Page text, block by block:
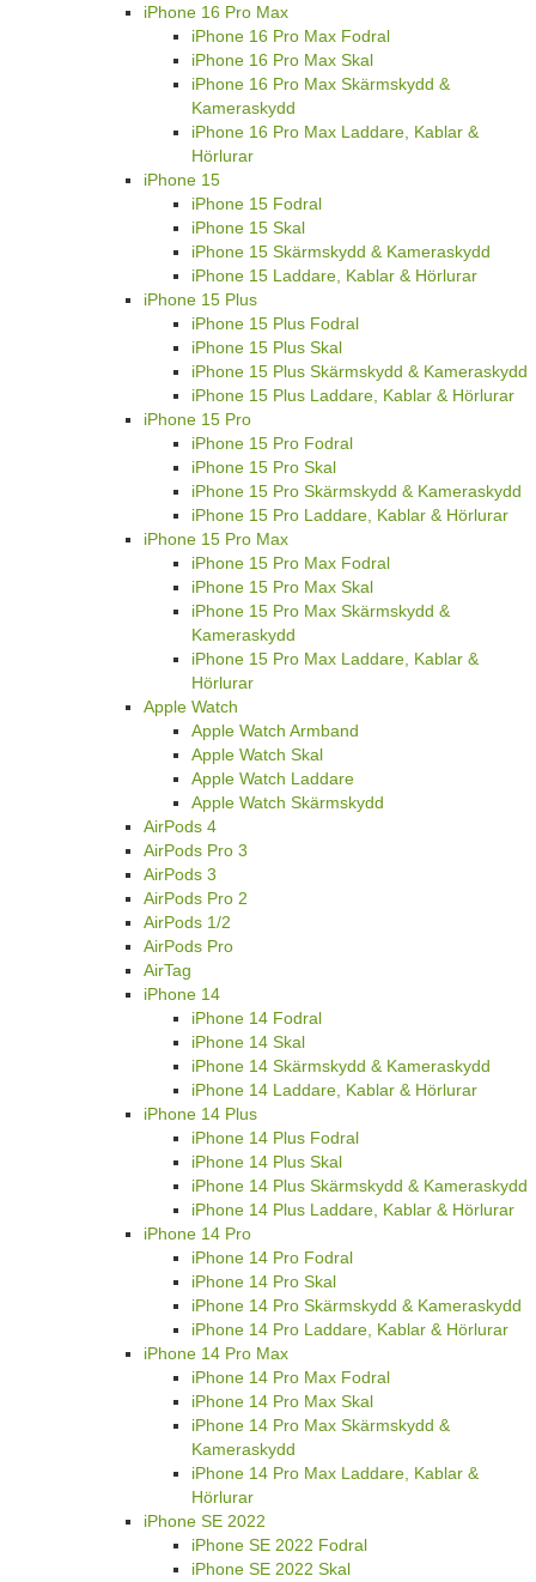
iPhone 16 Pro Max
iPhone 16 Pro Max Fodral
iPhone 16 Pro Max Skal
iPhone 16 Pro Max Skärmskydd &
Kameraskydd
iPhone 16 Pro Max Laddare, Kablar &
Hörlurar
iPhone 15
iPhone 15 Fodral
iPhone 15 Skal
iPhone 15 Skärmskydd & Kameraskydd
iPhone 15 Laddare, Kablar & Hörlurar
iPhone 15 Plus
iPhone 15 Plus Fodral
iPhone 15 Plus Skal
iPhone 15 Plus Skärmskydd & Kameraskydd
iPhone 15 Plus Laddare, Kablar & Hörlurar
iPhone 15 Pro
iPhone 15 Pro Fodral
iPhone 15 Pro Skal
iPhone 15 Pro Skärmskydd & Kameraskydd
iPhone 15 Pro Laddare, Kablar & Hörlurar
iPhone 15 Pro Max
iPhone 15 Pro Max Fodral
iPhone 15 Pro Max Skal
iPhone 15 Pro Max Skärmskydd &
Kameraskydd
iPhone 15 Pro Max Laddare, Kablar &
Hörlurar
Apple Watch
Apple Watch Armband
Apple Watch Skal
Apple Watch Laddare
Apple Watch Skärmskydd
AirPods 4
AirPods Pro 3
AirPods 3
AirPods Pro 2
AirPods 1/2
AirPods Pro
AirTag
iPhone 14
iPhone 14 Fodral
iPhone 14 Skal
iPhone 14 Skärmskydd & Kameraskydd
iPhone 14 Laddare, Kablar & Hörlurar
iPhone 14 Plus
iPhone 14 Plus Fodral
iPhone 14 Plus Skal
iPhone 14 Plus Skärmskydd & Kameraskydd
iPhone 14 Plus Laddare, Kablar & Hörlurar
iPhone 14 Pro
iPhone 14 Pro Fodral
iPhone 14 Pro Skal
iPhone 14 Pro Skärmskydd & Kameraskydd
iPhone 14 Pro Laddare, Kablar & Hörlurar
iPhone 14 Pro Max
iPhone 14 Pro Max Fodral
iPhone 14 Pro Max Skal
iPhone 14 Pro Max Skärmskydd &
Kameraskydd
iPhone 14 Pro Max Laddare, Kablar &
Hörlurar
iPhone SE 2022
iPhone SE 2022 Fodral
iPhone SE 2022 Skal